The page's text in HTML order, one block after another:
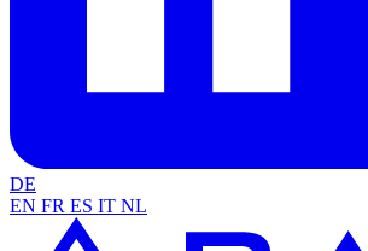
DE
EN FR ES IT NL